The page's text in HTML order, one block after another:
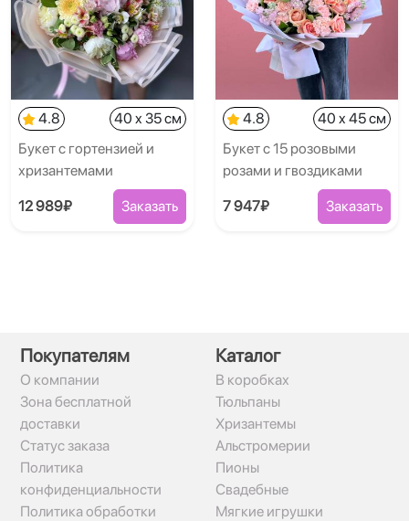
4.8
40 x 35 см
Букет с гортензией и
хризантемами
12 989₽ Заказать
4.8
40 x 45 см
Букет с 15 розовыми
розами и гвоздиками
7 947₽ Заказать
Покупателям
О компании
Зона бесплатной
доставки
Статус заказа
Политика
конфиденциальности
Политика обработки
Каталог
В коробках
Тюльпаны
Хризантемы
Альстромерии
Пионы
Свадебные
Мягкие игрушки